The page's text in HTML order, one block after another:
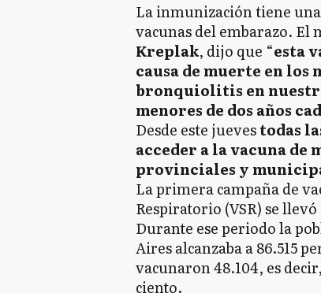
La inmunización tiene
vacunas del embarazo. El
Kreplak, dijo que “esta
causa de muerte en los
bronquiolitis en
menores de dos años
Desde este juevestodas
acceder a la vacuna
provinciales y
La primera campaña de
Respiratorio (VSR) se
Durante ese periodo la
Aires alcanzaba a 86.515
vacunaron 48.104, es
ciento.